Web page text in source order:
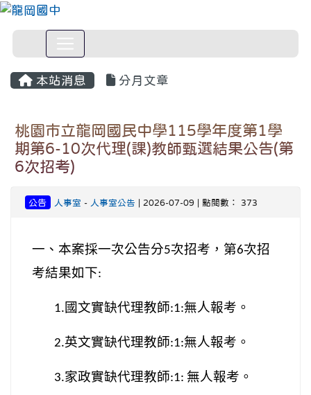
本站消息 分月文章
桃園市立龍岡國民中學115學年度第1學
期第6-10次代理(課)教師甄選結果公告(第
6次招考)
公告 人事室 - 人事室公告 | 2026-07-09 | 點閱數： 373
一、本案採一次公告分5次招考，第6次招
考結果如下:
1.國文實缺代理教師:1:無人報考。
2.英文實缺代理教師:1:無人報考。
3.家政實缺代理教師:1: 無人報考。